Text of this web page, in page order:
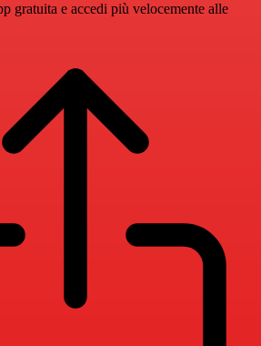
gratuita e accedi più velocemente alle